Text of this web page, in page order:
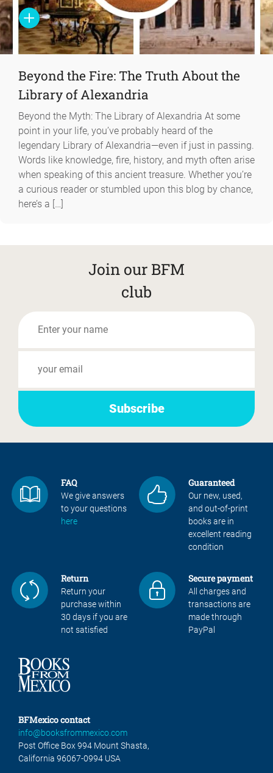
Beyond the Fire: The Truth About the
Library of Alexandria
Beyond the Myth: The Library of Alexandria At some
point in your life, you’ve probably heard of the
legendary Library of Alexandria—even if just in passing.
Words like knowledge, fire, history, and myth often arise
when speaking of this ancient treasure. Whether you’re
a curious reader or stumbled upon this blog by chance,
here’s a […]
Join our BFM
club
FAQ
We give answers
to your questions
here
Guaranteed
Our new, used,
and out-of-print
books are in
excellent reading
condition
Return
Return your
purchase within
30 days if you are
not satisfied
Secure payment
All charges and
transactions are
made through
PayPal
BFMexico contact
info@booksfrommexico.com
Post Office Box 994 Mount Shasta,
California 96067-0994 USA